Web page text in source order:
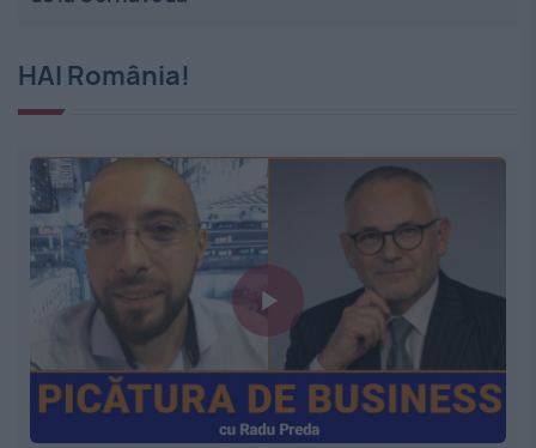
HAI România!